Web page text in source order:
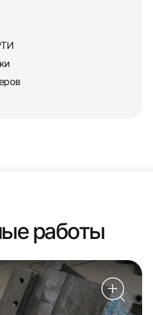
работы